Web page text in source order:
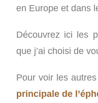
en Europe et dans
Découvrez ici les
que j’ai choisi de
Pour voir les
principale de